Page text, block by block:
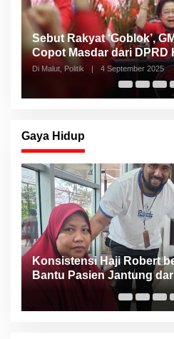
Sebut Rakyat ‘Goblok’,
Copot Masdar dari DPRD
Di Malut, Politik 4 September 2025
Gaya Hidup
Konsistensi Haji Robert
Bantu Pasien Jantung
Maluku Utara